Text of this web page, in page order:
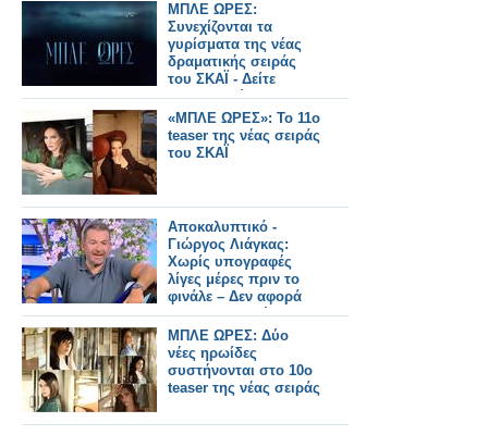
ΜΠΛΕ ΩΡΕΣ:
Συνεχίζονται τα
γυρίσματα της νέας
δραματικής σειράς
του ΣΚΑΪ - Δείτε
φωτογραφίες...
«ΜΠΛΕ ΩΡΕΣ»: Το 11ο
teaser της νέας σειράς
του ΣΚΑΪ
Αποκαλυπτικό -
Γιώργος Λιάγκας:
Χωρίς υπογραφές
λίγες μέρες πριν το
φινάλε – Δεν αφορά
το DWTS η δεύτερη
εκπομπή
ΜΠΛΕ ΩΡΕΣ: Δύο
νέες ηρωίδες
συστήνονται στο 10ο
teaser της νέας σειράς